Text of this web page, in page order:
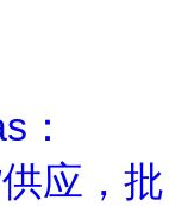
：
应，批